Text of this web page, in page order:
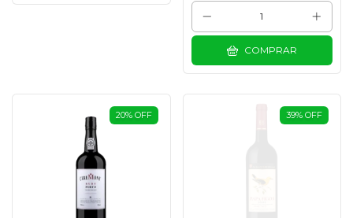
COMPRAR
20% OFF 39% OFF